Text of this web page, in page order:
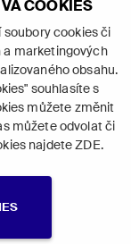
COOKIES
cookies či
marketingových
obsahu.
souhlasíte s
můžete změnit
můžete odvolat či
najdeteZDE.
à r.l. -
S. à r.l.